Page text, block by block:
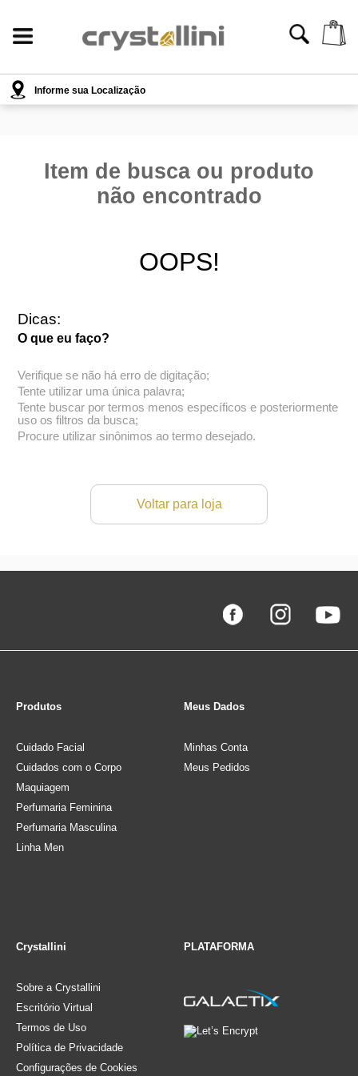
Informe sua Localização
Item de busca ou produto
não encontrado
OOPS!
Dicas:
O que eu faço?
Verifique se não há erro de digitação;
Tente utilizar uma única palavra;
Tente buscar por termos menos específicos e posteriormente
uso os filtros da busca;
Procure utilizar sinônimos ao termo desejado.
Voltar para loja
Produtos
Cuidado Facial
Cuidados com o Corpo
Maquiagem
Perfumaria Feminina
Perfumaria Masculina
Linha Men
Meus Dados
Minhas Conta
Meus Pedidos
Crystallini
Sobre a Crystallini
Escritório Virtual
Termos de Uso
Política de Privacidade
Configurações de Cookies
PLATAFORMA